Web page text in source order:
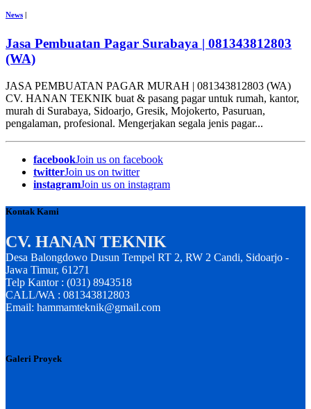
News
Jasa Pembuatan Pagar Surabaya | 081343812803
(WA)
JASA PEMBUATAN PAGAR MURAH | 081343812803 (WA)
CV. HANAN TEKNIK buat & pasang pagar untuk rumah, kantor,
murah di Surabaya, Sidoarjo, Gresik, Mojokerto, Pasuruan,
pengalaman, profesional. Mengerjakan segala jenis pagar...
facebookJoin us on facebook
twitterJoin us on twitter
instagramJoin us on instagram
Kontak Kami
CV. HANAN TEKNIK
Desa Balongdowo Dusun Tempel RT 2, RW 2 Candi, Sidoarjo -
Jawa Timur, 61271
Telp Kantor : (031) 8943518
CALL/WA : 081343812803
Email: hammamteknik@gmail.com
Galeri Proyek